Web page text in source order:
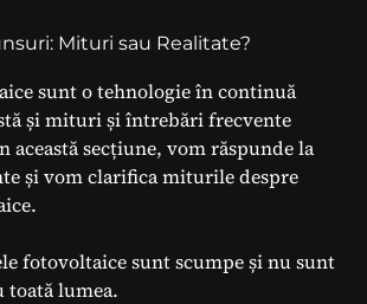
Mituri sau Realitate?
sunt o tehnologie în continuă
și mituri și întrebări frecvente
această secțiune, vom răspunde la
și vom clarifica miturile despre
fotovoltaice sunt scumpe și nu sunt
toată lumea.